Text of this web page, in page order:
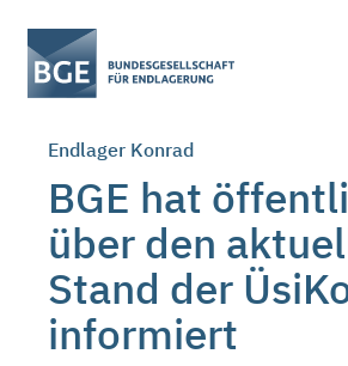
aus
folgenden
springen:
Inhaltsbereich
Navigation
Metamenü
Servicemenü
Endlager Konrad
BGE hat
über den
Stand der
informiert